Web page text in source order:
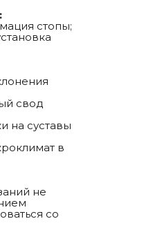
стопы;
свод
на суставы
в
не
со